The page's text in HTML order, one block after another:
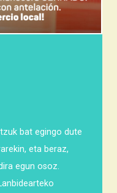
bat egingo dute
eta beraz,
egun osoz.